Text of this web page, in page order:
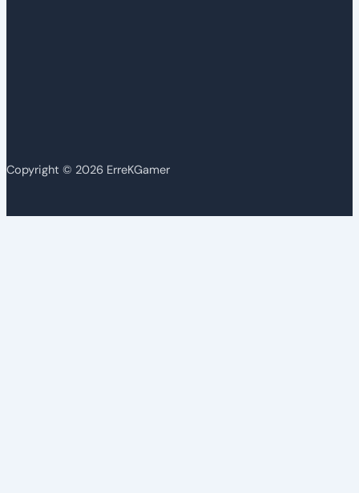
Copyright © 2026 ErreKGamer